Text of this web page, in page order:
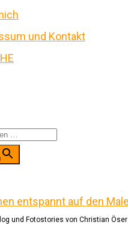
und Kontakt
und Fotostories von Christian Öser